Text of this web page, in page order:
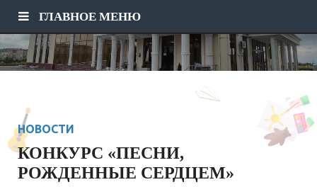
ГЛАВНОЕ МЕНЮ
НОВОСТИ
КОНКУРС «ПЕСНИ,
РОЖДЕННЫЕ СЕРДЦЕМ»